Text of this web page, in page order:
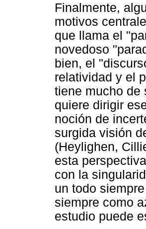
Finalmente,
motivos
que llama el
novedoso
bien, el
relatividad y el
tiene mucho de
quiere dirigir
noción de
surgida visión
(Heylighen,
esta
con la
un todo
siempre como
estudio puede